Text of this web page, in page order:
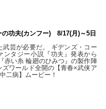
の功夫(カンフー) 8/17(月)～5日
武芸が必要だ。 ギデンズ・コー
ンタジー小説『功夫』発表から
い糸 輪廻のひみつ』の製作陣
ズワールド全開の【青春×武侠ア
二病】ムービー！